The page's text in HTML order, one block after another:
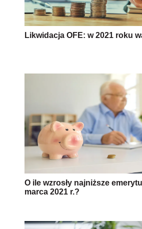
Likwidacja OFE: w 2021 roku
O ile wzrosły najniższe
marca 2021 r.?